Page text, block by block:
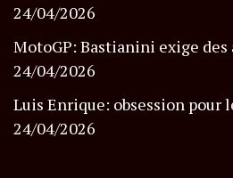
24/04/2026
MotoGP: Bastianini exige
24/04/2026
Luis Enrique: obsession pour
24/04/2026